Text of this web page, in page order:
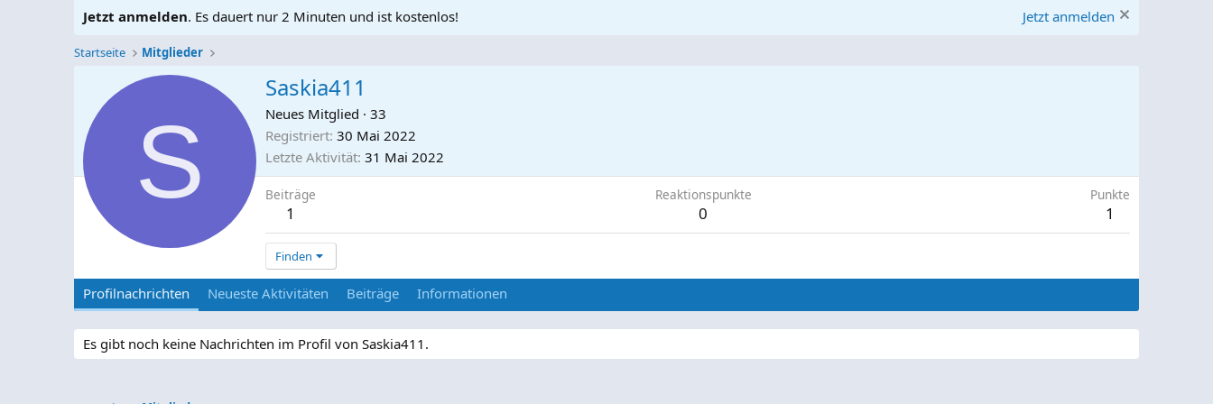
Jetzt anmelden. Es dauert nur 2 Minuten und ist kostenlos! Jetzt anmelden
Startseite Mitglieder
S
Saskia411
Neues Mitglied · 33
Registriert 30 Mai 2022
Letzte Aktivität 31 Mai 2022
Beiträge
1
Reaktionspunkte
0
Punkte
1
Finden
Profilnachrichten Neueste Aktivitäten Beiträge Informationen
Es gibt noch keine Nachrichten im Profil von Saskia411.